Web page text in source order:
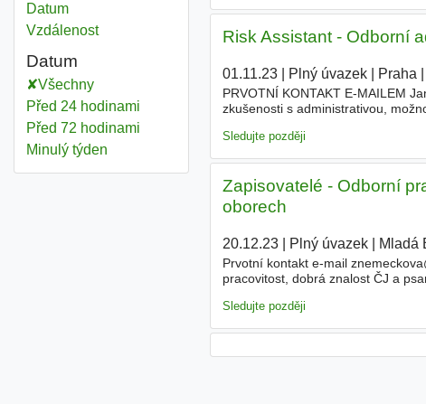
Datum
Vzdálenost
Datum
Všechny
Před 24 hodinami
Před 72 hodinami
Minulý týden
Risk Assistant - Odborní
01.11.23| Plný úvazek| Praha|
PRVOTNÍ KONTAKT E-MAILEM
zkušenosti s administrativou,
Sledujte později
Zapisovatelé - Odborní
oborech
20.12.23| Plný úvazek| Mladá
Prvotní kontakt e-mail
pracovitost, dobrá znalost ČJ a
Sledujte později